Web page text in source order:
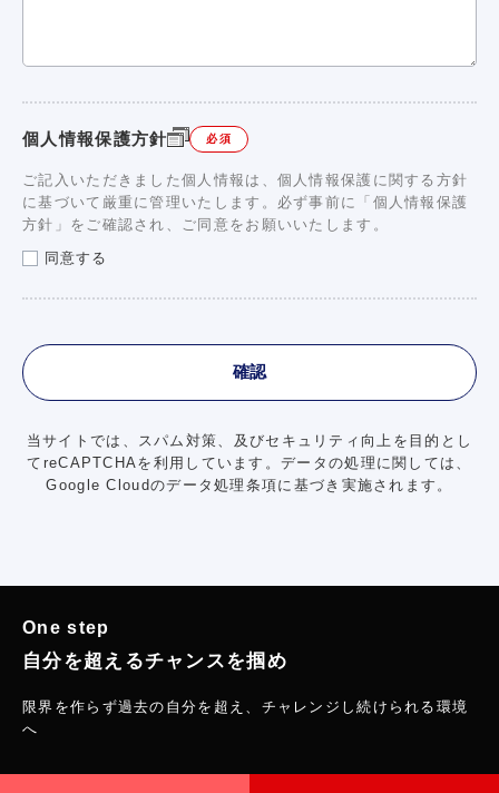
個人情報保護方針 必須
ご記入いただきました個人情報は、個人情報保護に関する方針
に基づいて厳重に管理いたします。必ず事前に「個人情報保護
方針」をご確認され、ご同意をお願いいたします。
同意する
当サイトでは、スパム対策、及びセキュリティ向上を目的とし
てreCAPTCHAを利用しています。データの処理に関しては、
Google Cloudのデータ処理条項に基づき実施されます。
One step
自分を超えるチャンスを掴め
限界を作らず過去の自分を超え、チャレンジし続けられる環境
へ